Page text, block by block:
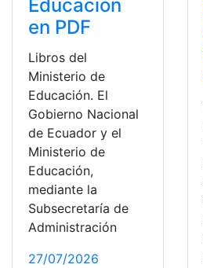
Educación
en PDF
Libros del
Ministerio de
Educación. El
Gobierno Nacional
de Ecuador y el
Ministerio de
Educación,
mediante la
Subsecretaría de
Administración
27/07/2026